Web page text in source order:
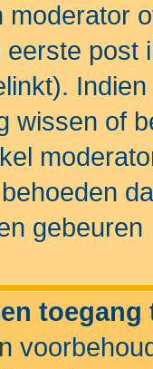
moderator
post
wissen of
gebeuren